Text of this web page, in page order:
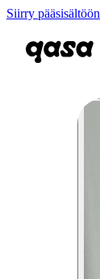
Siirry pääsisältöön